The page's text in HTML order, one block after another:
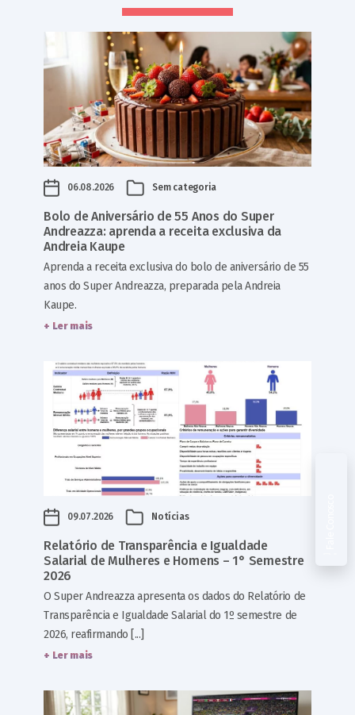
06.08.2026 Sem categoria
Bolo de Aniversário de 55 Anos do Super
Andreazza: aprenda a receita exclusiva da
Andreia Kaupe
Aprenda a receita exclusiva do bolo de aniversário de 55
anos do Super Andreazza, preparada pela Andreia
Kaupe.
+ Ler mais
09.07.2026 Notícias
Relatório de Transparência e Igualdade
Salarial de Mulheres e Homens – 1° Semestre
2026
O Super Andreazza apresenta os dados do Relatório de
Transparência e Igualdade Salarial do 1º semestre de
2026, reafirmando [...]
+ Ler mais